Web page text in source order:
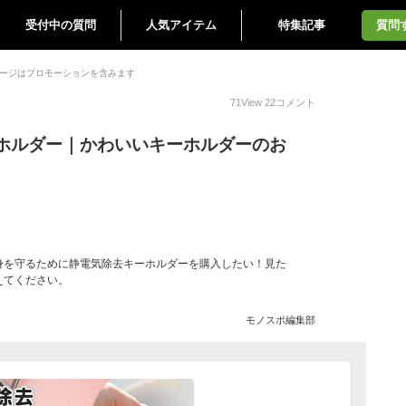
受付中の質問 人気アイテム 特集記事 質問
ジはプロモーションを含みます
71View 22コメント
ルダー｜かわいいキーホルダーのお
守るために静電気除去キーホルダーを購入したい！見た
ください。
モノスポ編集部